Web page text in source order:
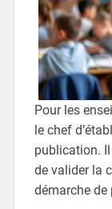
Pour les
le chef
publication.
de valider la
démarche